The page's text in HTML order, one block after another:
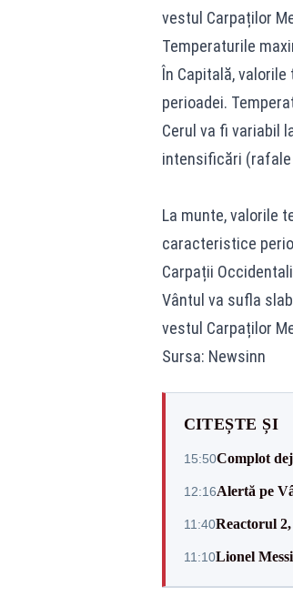
vestul Carpaților
Temperaturile
În Capitală,
perioadei.
Cerul va fi variabil
intensificări (rafale
La munte, valorile
caracteristice
Carpații
Vântul va sufla
vestul Carpaților
Sursa: Newsinn
CITEȘTE ȘI
15:50Complot
12:16Alertă pe
11:40Reactorul
11:10Lionel